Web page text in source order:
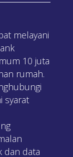
melayani
10 juta
rumah.
syarat
dan data